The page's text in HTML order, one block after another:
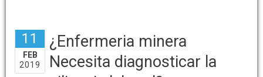
11
FEB
2019
¿Enfermeria minera
Necesita diagnosticar la